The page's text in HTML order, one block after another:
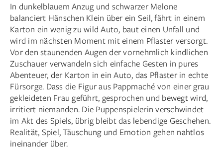
In dunkelblauem Anzug und schwarzer Melone
balanciert Hänschen Klein über ein Seil, fährt in einem
Karton ein wenig zu wild Auto, baut einen Unfall und
wird im nächsten Moment mit einem Pflaster versorgt.
Vor den staunenden Augen der vornehmlich kindlichen
Zuschauer verwandeln sich einfache Gesten in pures
Abenteuer, der Karton in ein Auto, das Pflaster in echte
Fürsorge. Dass die Figur aus Pappmaché von einer grau
gekleideten Frau geführt, gesprochen und bewegt wird,
irritiert niemanden. Die Puppenspielerin verschwindet
im Akt des Spiels, übrig bleibt das lebendige Geschehen.
Realität, Spiel, Täuschung und Emotion gehen nahtlos
ineinander über.